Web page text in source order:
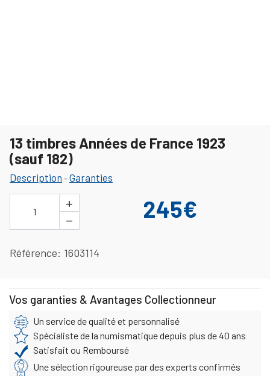
13 timbres Années de France 1923
(sauf 182)
Description -Garanties
1
+
−
245€
Référence 1603114
Vos garanties & Avantages Collectionneur
Un service de qualité et personnalisé
Spécialiste de la numismatique depuis plus de 40 ans
Satisfait ou Remboursé
Une sélection rigoureuse par des experts confirmés